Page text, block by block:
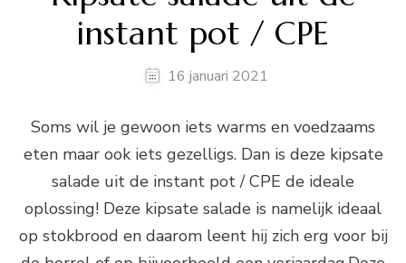
instant pot / CPE
16 januari 2021
Soms wil je gewoon iets warms en voedzaams
eten maar ook iets gezelligs. Dan is deze kipsate
salade uit de instant pot / CPE de ideale
oplossing! Deze kipsate salade is namelijk ideaal
op stokbrood en daarom leent hij zich erg voor bij